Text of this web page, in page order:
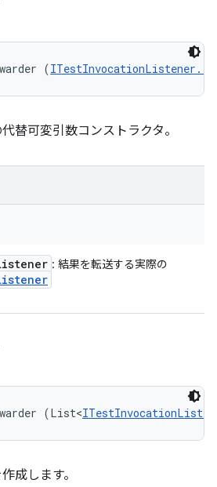
(ITestInvocationListener...
替可変引数コンストラクタ。
: 結果を転送する実際の
(List<
成します。